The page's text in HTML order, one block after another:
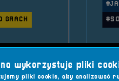
GRACH
wykorzystuje pliki
pliki cookie, aby analizować